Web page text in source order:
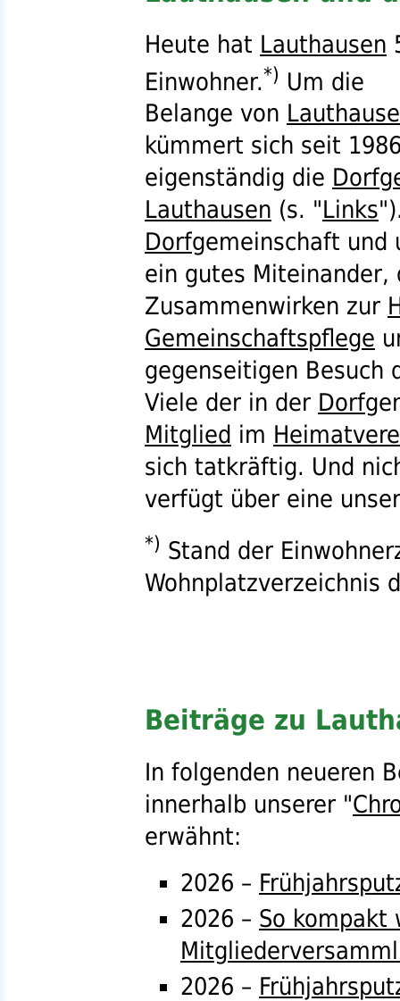
Heute hat Lauthausen
Einwohner.*) Um die
Belange von
kümmert sich seit
eigenständig die
Lauthausen (s. "Links
Dorfgemeinschaft und
ein gutes Miteinander,
Zusammenwirken zur
Gemeinschaftspflege
gegenseitigen Besuch
Viele der in der Dorf
Mitglied im
sich tatkräftig. Und
verfügt über eine
*) Stand der
Wohnplatzverzeichnis
Beiträge zu
In folgenden neueren
innerhalb unserer "
erwähnt:
2026 –
2026 – So kompakt
2026 –